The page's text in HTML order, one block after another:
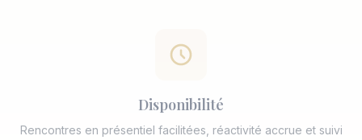
Disponibilité
Rencontres en présentiel facilitées, réactivité accrue et suivi